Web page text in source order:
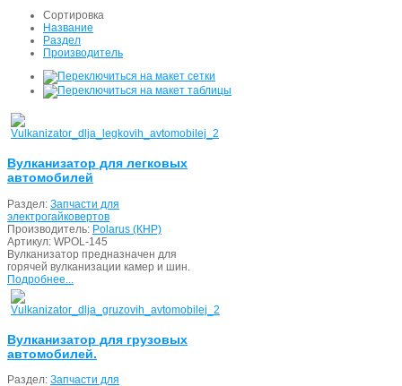
Сортировка
Название
Раздел
Производитель
Вулканизатор для легковых
автомобилей
Раздел: Запчасти для
электрогайковертов
Производитель: Polarus (КНР)
Артикул: WPOL-145
Вулканизатор предназначен для
горячей вулканизации камер и шин.
Подробнее...
Вулканизатор для грузовых
автомобилей.
Раздел: Запчасти для